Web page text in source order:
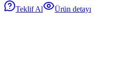
Teklif Al
Ürün detayı